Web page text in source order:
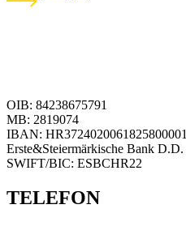
OIB: 84238675791
MB: 2819074
IBAN: HR3724020061825800001
Erste&Steiermärkische Bank D.D.
SWIFT/BIC: ESBCHR22
TELEFON